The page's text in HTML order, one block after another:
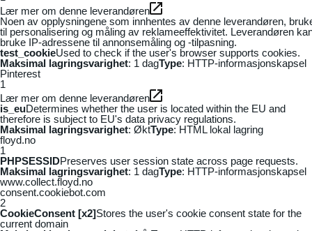
Lær mer om denne leverandøren
Noen av opplysningene som innhentes av denne leverandøren,
til personalisering og måling av reklameeffektivitet. Leverandøren
bruke IP-adressene til annonsemåling og -tilpasning.
test_cookieUsed to check if the user's browser supports cookies.
Maksimal lagringsvarighet: 1 dagType: HTTP-informasjonskapsel
Pinterest
1
Lær mer om denne leverandøren
is_euDetermines whether the user is located within the EU and
therefore is subject to EU's data privacy regulations.
Maksimal lagringsvarighet: ØktType: HTML lokal lagring
floyd.no
1
PHPSESSIDPreserves user session state across page requests.
Maksimal lagringsvarighet: 1 dagType: HTTP-informasjonskapsel
www.collect.floyd.no
consent.cookiebot.com
2
CookieConsent [x2]Stores the user's cookie consent state for the
current domain